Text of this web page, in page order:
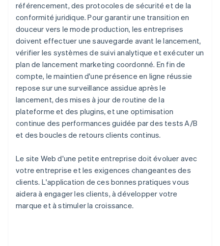
référencement, des protocoles de sécurité et de la
conformité juridique. Pour garantir une transition en
douceur vers le mode production, les entreprises
doivent effectuer une sauvegarde avant le lancement,
vérifier les systèmes de suivi analytique et exécuter un
plan de lancement marketing coordonné. En fin de
compte, le maintien d'une présence en ligne réussie
repose sur une surveillance assidue après le
lancement, des mises à jour de routine de la
plateforme et des plugins, et une optimisation
continue des performances guidée par des tests A/B
et des boucles de retours clients continus.
Le site Web d'une petite entreprise doit évoluer avec
votre entreprise et les exigences changeantes des
clients. L'application de ces bonnes pratiques vous
aidera à engager les clients, à développer votre
marque et à stimuler la croissance.